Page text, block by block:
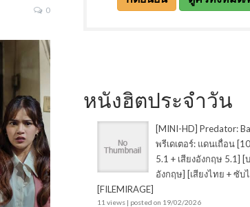
0
หนังฮิตประจำวัน
[MINI-HD] Predator:
พรีเดเตอร์: แดนเถื่อน
5.1 + เสียงอังกฤษ 5.1] [
อังกฤษ] [เสียงไทย + ซับ
[FILEMIRAGE]
11 views| posted on 19/02/2026